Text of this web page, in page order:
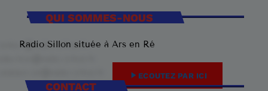
play_arrow ECOUTEZ PAR ICI
QUI SOMMES-NOUS
Radio Sillon située à Ars en Ré
CONTACT